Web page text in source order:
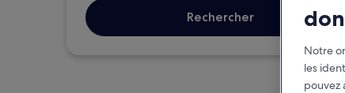
Rechercher
Notre
les
pouvez